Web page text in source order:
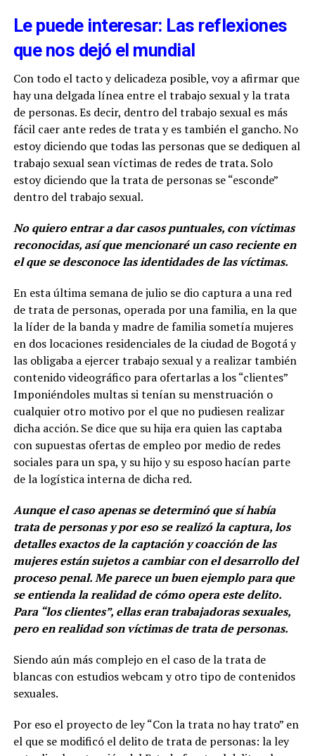
Le puede interesar: Las reflexiones
que nos dejó el mundial
Con todo el tacto y delicadeza posible, voy a afirmar que
hay una delgada línea entre el trabajo sexual y la trata
de personas. Es decir, dentro del trabajo sexual es más
fácil caer ante redes de trata y es también el gancho. No
estoy diciendo que todas las personas que se dediquen al
trabajo sexual sean víctimas de redes de trata. Solo
estoy diciendo que la trata de personas se “esconde”
dentro del trabajo sexual.
No quiero entrar a dar casos puntuales, con víctimas
reconocidas, así que mencionaré un caso reciente en
el que se desconoce las identidades de las víctimas.
En esta última semana de julio se dio captura a una red
de trata de personas, operada por una familia, en la que
la líder de la banda y madre de familia sometía mujeres
en dos locaciones residenciales de la ciudad de Bogotá y
las obligaba a ejercer trabajo sexual y a realizar también
contenido videográfico para ofertarlas a los “clientes”
Imponiéndoles multas si tenían su menstruación o
cualquier otro motivo por el que no pudiesen realizar
dicha acción. Se dice que su hija era quien las captaba
con supuestas ofertas de empleo por medio de redes
sociales para un spa, y su hijo y su esposo hacían parte
de la logística interna de dicha red.
Aunque el caso apenas se determinó que sí había
trata de personas y por eso se realizó la captura, los
detalles exactos de la captación y coacción de las
mujeres están sujetos a cambiar con el desarrollo del
proceso penal. Me parece un buen ejemplo para que
se entienda la realidad de cómo opera este delito.
Para “los clientes”, ellas eran trabajadoras sexuales,
pero en realidad son víctimas de trata de personas.
Siendo aún más complejo en el caso de la trata de
blancas con estudios webcam y otro tipo de contenidos
sexuales.
Por eso el proyecto de ley “Con la trata no hay trato” en
el que se modificó el delito de trata de personas: la ley